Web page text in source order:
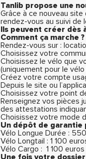
Tanlib propose une
Grâce à ce nouveau
rendez-vous au suivi de
Ils peuvent créer dès
Comment ça marche ?
Rendez-vous sur :
Choisissez votre
Choisissez le vélo que
(uniquement pour le
Créez votre compte
Depuis le site ou
Choisissez votre point
Renseignez vos pièces
des attestations
Choisissez votre mode
Un dépôt de garantie
Vélo Longue Durée :
Vélo Longtail : 1 100
Vélo Cargo : 1 100 euros
Une fois votre